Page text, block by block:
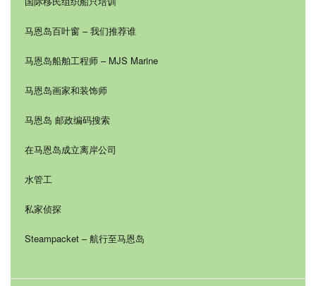
马恩岛百叶窗 – 我们推荐谁
马恩岛船舶工程师 – MJS Marine
马恩岛画家和装饰师
马恩岛 邮政编码搜索
在马恩岛成立离岸公司
水管工
私家侦探
Steampacket – 航行至马恩岛